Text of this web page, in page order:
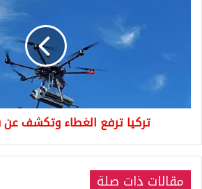
تركيا ترفع الغطاء وتكشف عن
مقالات ذات صلة